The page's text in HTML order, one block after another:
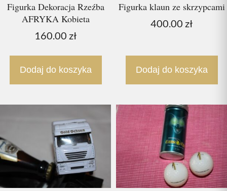
Figurka Dekoracja Rzeźba
AFRYKA Kobieta
160.00 zł
Dodaj do koszyka
Figurka klaun ze skrzypcami
400.00 zł
Dodaj do koszyka